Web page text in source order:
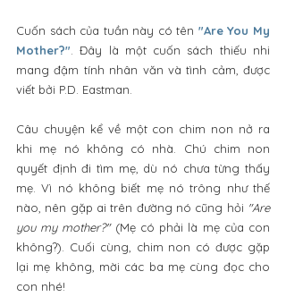
Cuốn sách của tuần này có tên "Are You My
Mother?". Đây là một cuốn sách thiếu nhi
mang đậm tính nhân văn và tình cảm, được
viết bởi P.D. Eastman.
Câu chuyện kể về một con chim non nở ra
khi mẹ nó không có nhà. Chú chim non
quyết định đi tìm mẹ, dù nó chưa từng thấy
mẹ. Vì nó không biết mẹ nó trông như thế
nào, nên gặp ai trên đường nó cũng hỏi "Are
you my mother?" (Mẹ có phải là mẹ của con
không?). Cuối cùng, chim non có được gặp
lại mẹ không, mời các ba mẹ cùng đọc cho
con nhé!